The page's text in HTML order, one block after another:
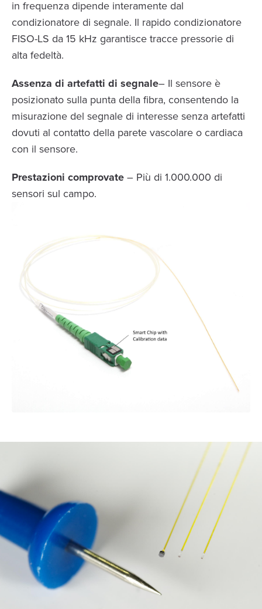
in frequenza dipende interamente dal
condizionatore di segnale. Il rapido condizionatore
FISO-LS da 15 kHz garantisce tracce pressorie di
alta fedeltà.
Assenza di artefatti di segnale– Il sensore è
posizionato sulla punta della fibra, consentendo la
misurazione del segnale di interesse senza artefatti
dovuti al contatto della parete vascolare o cardiaca
con il sensore.
Prestazioni comprovate – Più di 1.000.000 di
sensori sul campo.